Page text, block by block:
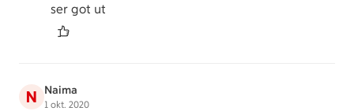
ser got ut
N Naima
1 okt. 2020